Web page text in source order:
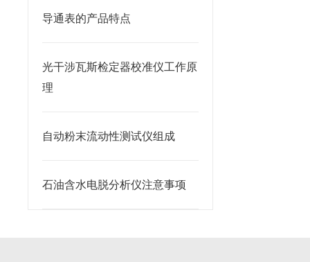
导通表的产品特点
光干涉瓦斯检定器校准仪工作原
理
自动粉末流动性测试仪组成
石油含水电脱分析仪注意事项